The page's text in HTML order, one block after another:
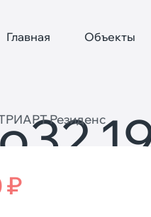
Главная Объекты
Резиденс
₽